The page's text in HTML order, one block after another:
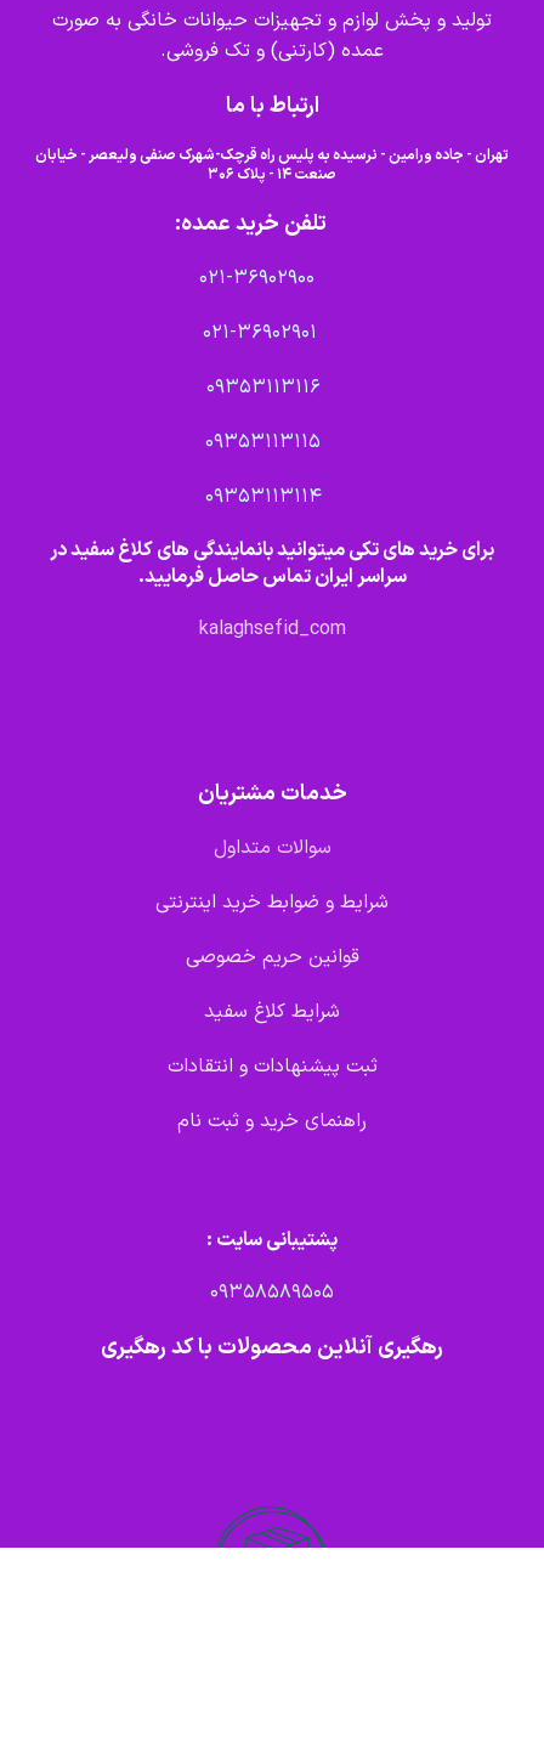
تولید و پخش لوازم و تجهیزات حیوانات خانگی به صورت
عمده (کارتنی) و تک فروشی.
ارتباط با ما
تهران - جاده ورامین - نرسیده به پلیس راه قرچک-شهرک صنفی ولیعصر - خیابان
صنعت 14 - پلاک 306
تلفن خرید عمده:
021-36902900
021-36902901
09353113116
09353113115
09353113114
برای خرید های تکی میتوانید بانمایندگی های کلاغ سفید در
سراسر ایران تماس حاصل فرمایید.
kalaghsefid_com
خدمات مشتریان
سوالات متداول
شرایط و ضوابط خرید اینترنتی
قوانین حریم خصوصی
شرایط کلاغ سفید
ثبت پیشنهادات و انتقادات
راهنمای خرید و ثبت نام
پشتیبانی سایت :
09358589505
رهگیری آنلاین محصولات با کد رهگیری